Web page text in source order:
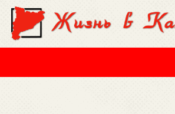
Перейти к основному содержанию